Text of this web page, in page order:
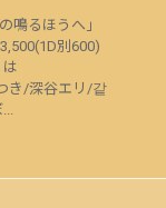
鳴るほうへ」
別600)
き/深谷エリ/같